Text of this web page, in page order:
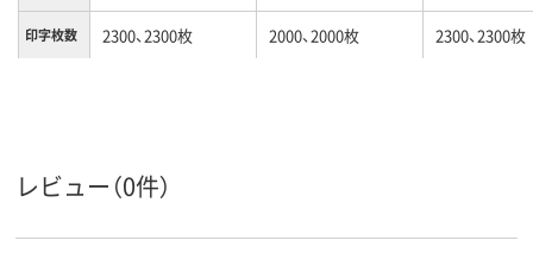
印字枚数 2300、2300枚 2000、2000枚 2300、2300枚
レビュー（0件）